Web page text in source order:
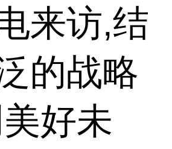
来访,结
的战略
好未